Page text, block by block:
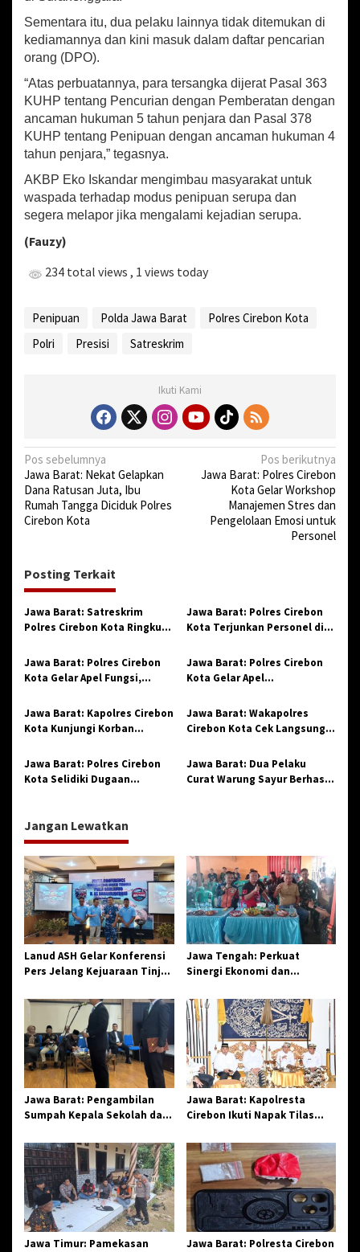
Sementara itu, dua pelaku lainnya tidak ditemukan di
kediamannya dan kini masuk dalam daftar pencarian
orang (DPO).
“Atas perbuatannya, para tersangka dijerat Pasal 363
KUHP tentang Pencurian dengan Pemberatan dengan
ancaman hukuman 5 tahun penjara dan Pasal 378
KUHP tentang Penipuan dengan ancaman hukuman 4
tahun penjara,” tegasnya.
AKBP Eko Iskandar mengimbau masyarakat untuk
waspada terhadap modus penipuan serupa dan
segera melapor jika mengalami kejadian serupa.
(Fauzy)
234 total views , 1 views today
Penipuan Polda Jawa Barat
Polres Cirebon Kota
Polri
Presisi Satreskrim
Ikuti Kami
N
a
v
i
a
s
i
o
s
Pos sebelumnya
Jawa Barat: Nekat Gelapkan
Dana Ratusan Juta, Ibu
Rumah Tangga Diciduk Polres
Cirebon Kota
Pos berikutnya
Jawa Barat: Polres Cirebon
Kota Gelar Workshop
Manajemen Stres dan
Pengelolaan Emosi untuk
Personel
Posting Terkait
Jawa Barat: Satreskrim
Polres Cirebon Kota Ringkus
Satu di Antaranya Residivis
Jawa Barat: Polres Cirebon
Kota Terjunkan Personel di
Kawasan Pendidikan
Jawa Barat: Polres Cirebon
Kota Gelar Apel Fungsi,
Disiplin Personel
Jawa Barat: Polres Cirebon
Kota Gelar Apel
Waisak 2025
Jawa Barat: Kapolres Cirebon
Kota Kunjungi Korban
Karang Reja
Jawa Barat: Wakapolres
Cirebon Kota Cek Langsung
Polres
Jawa Barat: Polres Cirebon
Kota Selidiki Dugaan
Jawa Barat: Dua Pelaku
Curat Warung Sayur Berhasil
Jangan Lewatkan
Lanud ASH Gelar Konferensi
Pers Jelang Kejuaraan Tinju
2026
Jawa Tengah: Perkuat
Sinergi Ekonomi dan
Jangkar Gelar Halal Bi Halal
di Losari
Jawa Barat: Pengambilan
Sumpah Kepala Sekolah dan
Penegasan Integritas
Aparatur Pendidikan dan
Birokrasi
Jawa Barat: Kapolresta
Cirebon Ikuti Napak Tilas
Sinergi dan Pelestarian
Sejarah
Jawa Timur: Pamekasan
Jawa Barat: Polresta Cirebon